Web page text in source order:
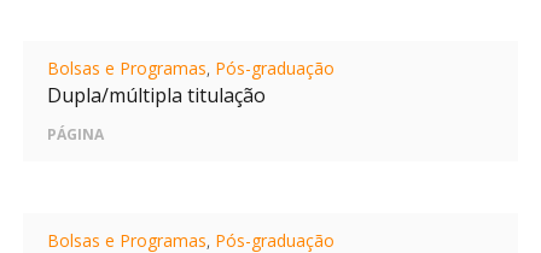
Bolsas e Programas, Pós-graduação
Dupla/múltipla titulação
PÁGINA
Bolsas e Programas, Pós-graduação